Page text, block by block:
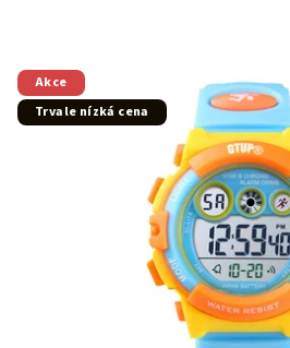
Akce
Trvale nízká cena